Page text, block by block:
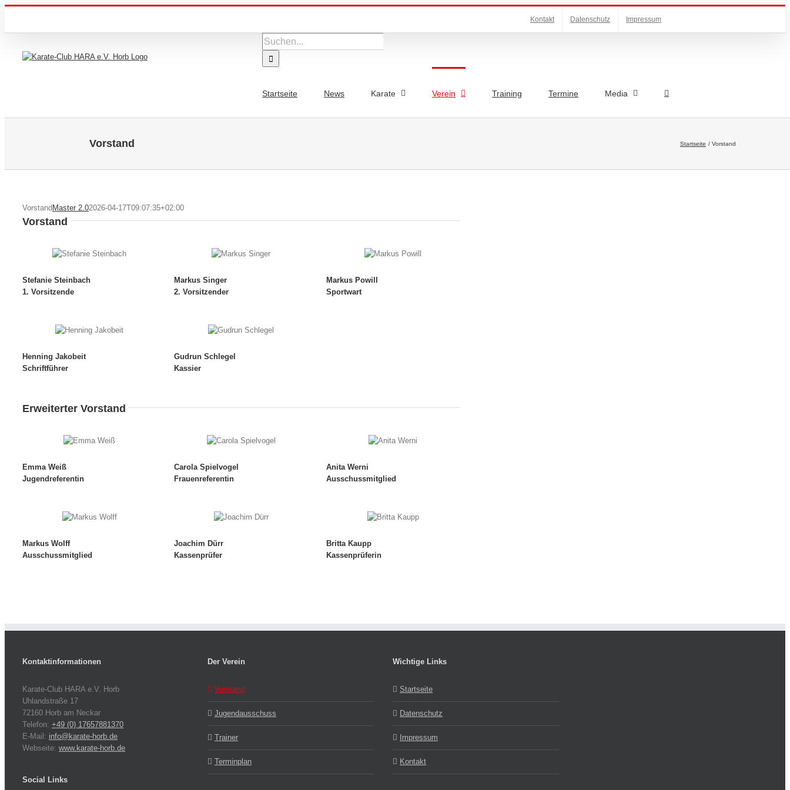
springen
Kontakt Datenschutz Impressum
Suche
nach:
Startseite News Karate Verein Training Termine Media
Vorstand Startseite Vorstand
Vorstand Master 2.02026-04-17T09:07:35+02:00
Vorstand
Stefanie Steinbach
1. Vorsitzende
Markus Singer
2. Vorsitzender
Markus Powill
Sportwart
Henning Jakobeit
Schriftführer
Gudrun Schlegel
Kassier
Erweiterter Vorstand
Emma Weiß
Jugendreferentin
Carola Spielvogel
Frauenreferentin
Anita Werni
Ausschussmitglied
Markus Wolff
Ausschussmitglied
Joachim Dürr
Kassenprüfer
Britta Kaupp
Kassenprüferin
Kontaktinformationen
Karate-Club HARA e.V. Horb
Uhlandstraße 17
72160 Horb am Neckar
Telefon: +49 (0) 17657881370
E-Mail: info@karate-horb.de
Webseite: www.karate-horb.de
Der Verein
Vorstand
Jugendausschuss
Trainer
Terminplan
Wichtige Links
Startseite
Datenschutz
Impressum
Kontakt
Social Links